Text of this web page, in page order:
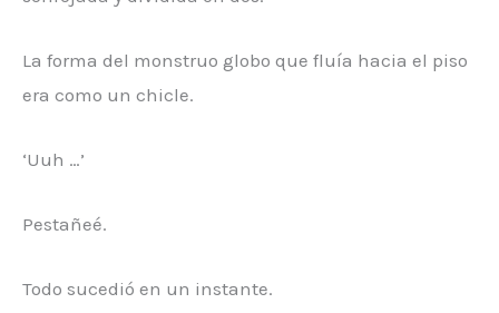
La forma del monstruo globo que fluía hacia el piso
era como un chicle.
‘Uuh …’
Pestañeé.
Todo sucedió en un instante.